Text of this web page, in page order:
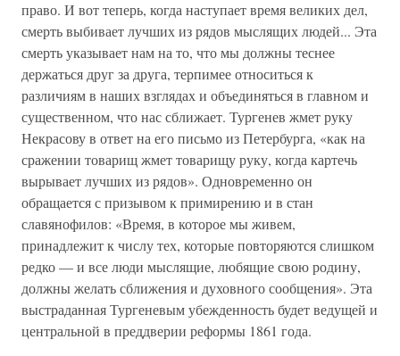
право. И вот теперь, когда наступает время великих дел,
смерть выбивает лучших из рядов мыслящих людей... Эта
смерть указывает нам на то, что мы должны теснее
держаться друг за друга, терпимее относиться к
различиям в наших взглядах и объединяться в главном и
существенном, что нас сближает. Тургенев жмет руку
Некрасову в ответ на его письмо из Петербурга, «как на
сражении товарищ жмет товарищу руку, когда картечь
вырывает лучших из рядов». Одновременно он
обращается с призывом к примирению и в стан
славянофилов: «Время, в которое мы живем,
принадлежит к числу тех, которые повторяются слишком
редко — и все люди мыслящие, любящие свою родину,
должны желать сближения и духовного сообщения». Эта
выстраданная Тургеневым убежденность будет ведущей и
центральной в преддверии реформы 1861 года.